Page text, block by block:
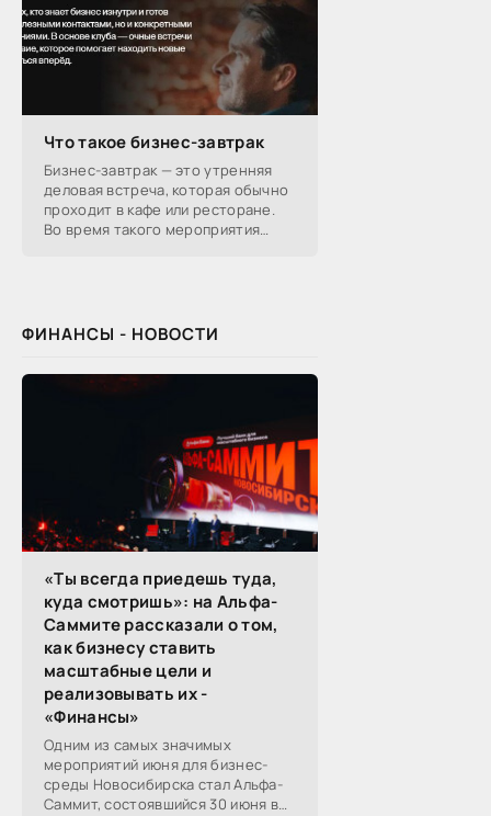
Что такое бизнес-завтрак
Бизнес-завтрак — это утренняя
деловая встреча, которая обычно
проходит в кафе или ресторане.
Во время такого мероприятия
ФИНАНСЫ - НОВОСТИ
«Ты всегда приедешь туда,
куда смотришь»: на Альфа-
Саммите рассказали о том,
как бизнесу ставить
масштабные цели и
реализовывать их -
«Финансы»
Одним из самых значимых
мероприятий июня для бизнес-
среды Новосибирска стал Альфа-
Саммит, состоявшийся 30 июня в